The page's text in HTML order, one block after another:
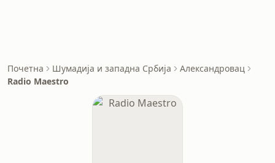
Почетна Шумадија и западна Србија
Александровац
Radio Maestro